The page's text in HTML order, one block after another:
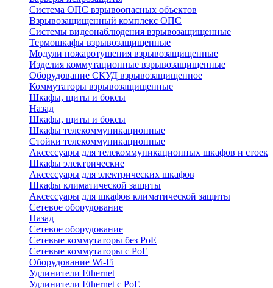
Система ОПС взрывоопасных объектов
Взрывозащищенный комплекс ОПС
Системы видеонаблюдения взрывозащищенные
Термошкафы взрывозащищенные
Модули пожаротушения взрывозащищенные
Изделия коммутационные взрывозащищенные
Оборудование СКУД взрывозащищенное
Коммутаторы взрывозащищенные
Шкафы, щиты и боксы
Назад
Шкафы, щиты и боксы
Шкафы телекоммуникационные
Стойки телекоммуникационные
Аксессуары для телекоммуникационных шкафов и стоек
Шкафы электрические
Аксессуары для электрических шкафов
Шкафы климатической защиты
Аксессуары для шкафов климатической защиты
Сетевое оборудование
Назад
Сетевое оборудование
Сетевые коммутаторы без PoE
Сетевые коммутаторы с PoE
Оборудование Wi-Fi
Удлинители Ethernet
Удлинители Ethernet с PoE